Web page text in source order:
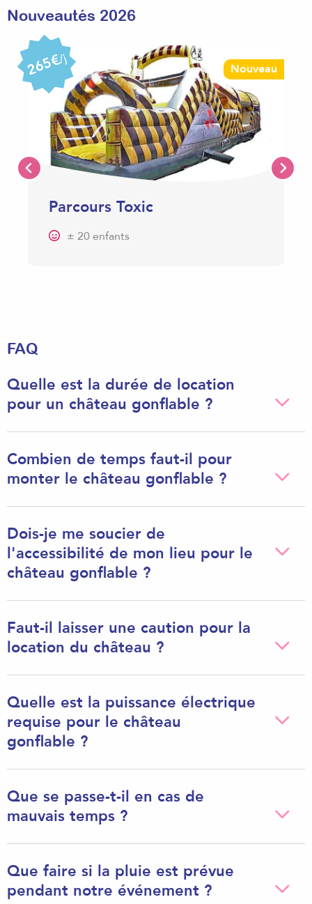
Nouveautés 2026
265€/j
Nouveau
Parcours Toxic
± 20 enfants
FAQ
Quelle est la durée de location
pour un château gonflable ?
Combien de temps faut-il pour
monter le château gonflable ?
Dois-je me soucier de
l'accessibilité de mon lieu pour le
château gonflable ?
Faut-il laisser une caution pour la
location du château ?
Quelle est la puissance électrique
requise pour le château
gonflable ?
Que se passe-t-il en cas de
mauvais temps ?
Que faire si la pluie est prévue
pendant notre événement ?